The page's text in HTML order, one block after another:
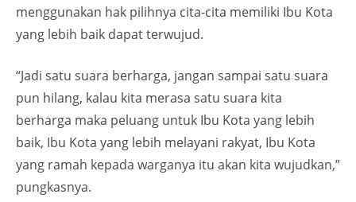
menggunakan hak pilihnya cita-cita memiliki Ibu Kota
yang lebih baik dapat terwujud.
“Jadi satu suara berharga, jangan sampai satu suara
pun hilang, kalau kita merasa satu suara kita
berharga maka peluang untuk Ibu Kota yang lebih
baik, Ibu Kota yang lebih melayani rakyat, Ibu Kota
yang ramah kepada warganya itu akan kita wujudkan,”
pungkasnya.